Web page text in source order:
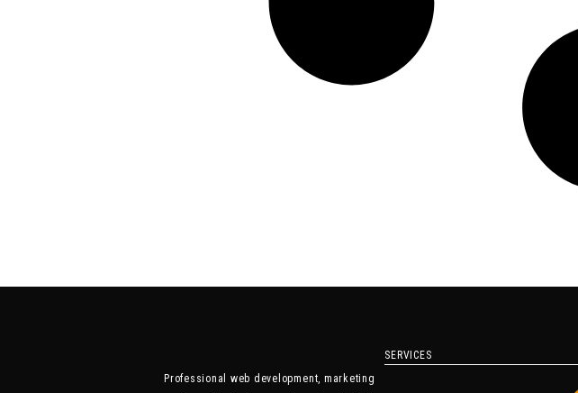
Professional web development, marketing
SERVICES